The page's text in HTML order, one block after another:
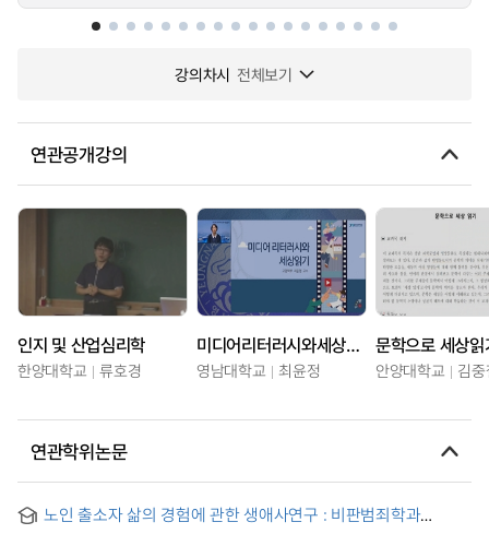
강의차시 전체보기
연관공개강의
인지 및 산업심리학
한양대학교 류호경
미디어리터러시와세상읽기
영남대학교 최윤정
문학으로 세상읽
안양대학교 김
연관학위논문
노인 출소자 삶의 경험에 관한 생애사연구 : 비판범죄학과